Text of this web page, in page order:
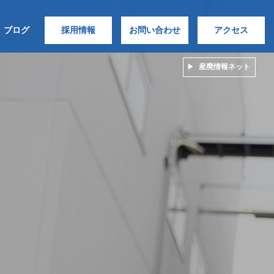
産廃情報ネット
ブログ 採用情報 お問い合わせ アクセス